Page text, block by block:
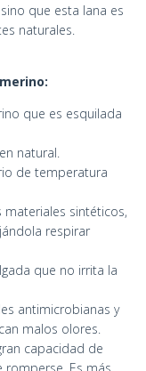
que esta lana es
naturales.
que es esquilada
natural.
de temperatura
materiales sintéticos,
respirar
que no irrita la
antimicrobianas y
malos olores.
capacidad de